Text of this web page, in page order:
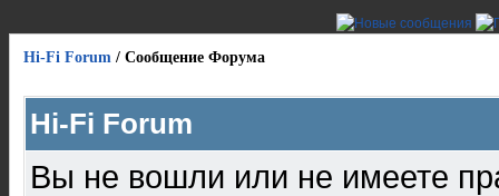
Hi-Fi Forum / Сообщение Форума
Hi-Fi Forum
Вы не вошли или не имеете